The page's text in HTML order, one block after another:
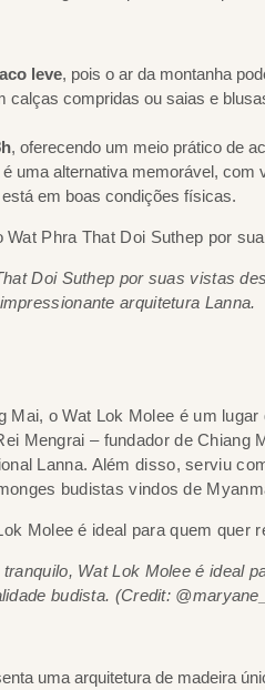
leve, pois o ar da montanha
calças compridas ou saias e
, oferecendo um meio prático de
uma alternativa memorável, com
em boas condições físicas.
Doi Suthep por suas vistas
impressionante arquitetura Lanna.
o Wat Lok Molee é um
Mengrai – fundador de Chiang
Lanna. Além disso, serviu
budistas vindos de
Wat Lok Molee é ideal
budista. (Credit:
uma arquitetura de madeira